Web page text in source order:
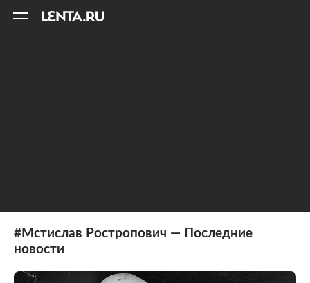
#Мстислав Ростропович — Последние
новости